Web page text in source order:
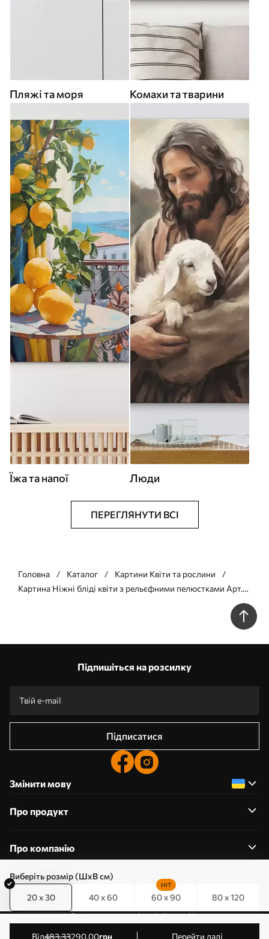
Виберіть розмір (ШхВ см)
20 x 30 40 x 60 60 x 90
HIT
80 x 120
від483.33290.00грн Перейти далі
Пляжі та моря Комахи та тварини
Їжа та напої Люди
ПЕРЕГЛЯНУТИ ВСІ
Головна Каталог
Картини Квіти та рослини
Картина Ніжні бліді квіти з рельєфними пелюстками Арт.
Підпишіться на розсилку
Підписатися
Змінити мову
Про продукт
Про компанію
0800357223
Редагування дозволів на файли cookie
© 2011-2026 Art-holst. Усі права захищені. Власник: